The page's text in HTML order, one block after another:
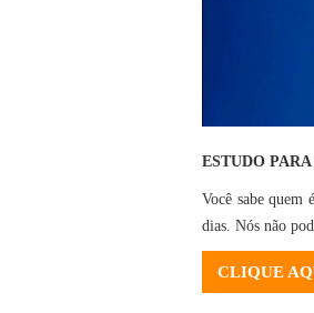
ESTUDO
Você sabe quem
dias. Nós não
CLIQUE